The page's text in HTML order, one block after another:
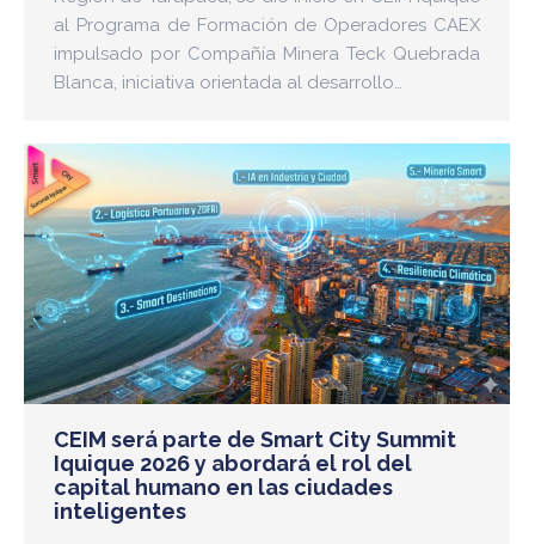
al Programa de Formación de Operadores CAEX
impulsado por Compañía Minera Teck Quebrada
Blanca, iniciativa orientada al desarrollo…
CEIM será parte de Smart City Summit
Iquique 2026 y abordará el rol del
capital humano en las ciudades
inteligentes